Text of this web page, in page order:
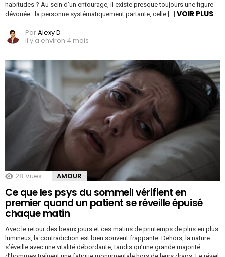
habitudes ? Au sein d’un entourage, il existe presque toujours une figure
dévouée : la personne systématiquement partante, celle […] VOIR PLUS
ParAlexy D
il y a environ 4 mois
28 Vues AMOUR
Ce que les psys du sommeil vérifient en
premier quand un patient se réveille épuisé
chaque matin
Avec le retour des beaux jours et ces matins de printemps de plus en plus
lumineux, la contradiction est bien souvent frappante. Dehors, la nature
s’éveille avec une vitalité débordante, tandis qu’une grande majorité